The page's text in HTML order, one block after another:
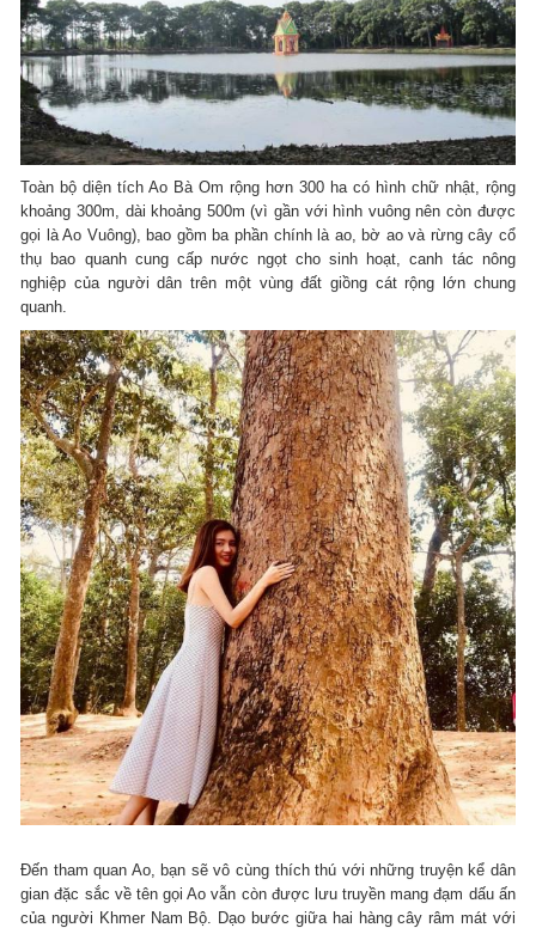
Toàn bộ diện tích Ao Bà Om rộng hơn 300 ha có hình chữ nhật, rộng
khoảng 300m, dài khoảng 500m (vì gần với hình vuông nên còn được
gọi là Ao Vuông), bao gồm ba phần chính là ao, bờ ao và rừng cây cổ
thụ bao quanh cung cấp nước ngọt cho sinh hoạt, canh tác nông
nghiệp của người dân trên một vùng đất giồng cát rộng lớn chung
quanh.
Đến tham quan Ao, bạn sẽ vô cùng thích thú với những truyện kể dân
gian đặc sắc về tên gọi Ao vẫn còn được lưu truyền mang đạm dấu ấn
của người Khmer Nam Bộ. Dạo bước giữa hai hàng cây râm mát với